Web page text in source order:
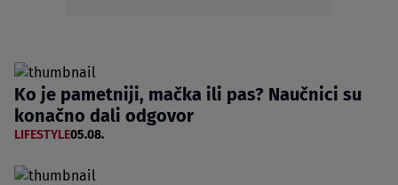
Ko je pametniji, mačka ili pas? Naučnici su
konačno dali odgovor
LIFESTYLE05.08.